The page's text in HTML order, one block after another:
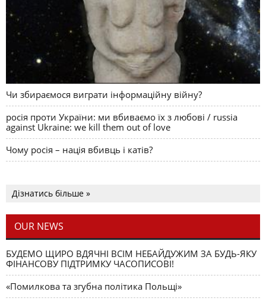
Чи збираємося виграти інформаційну війну?
росія проти України: ми вбиваємо їх з любові / russia
against Ukraine: we kill them out of love
Чому росія – нація вбивць і катів?
Дізнатись більше »
OUR NEWS
БУДЕМО ЩИРО ВДЯЧНІ ВСІМ НЕБАЙДУЖИМ ЗА БУДЬ-ЯКУ
ФІНАНСОВУ ПІДТРИМКУ ЧАСОПИСОВІ!
«Помилкова та згубна політика Польщі»